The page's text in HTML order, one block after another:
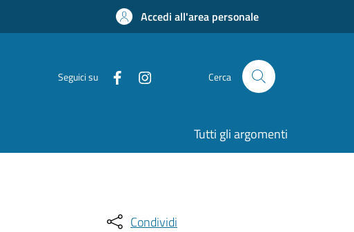
Accedi all'area personale
Seguici su Cerca
Tutti gli argomenti
Condividi